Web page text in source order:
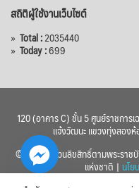
สถิติผู้ใช้งานเว็บไซต์
» Total :2035440
» Today :699
120 (อาคาร C) ชั้น 5 ศูนย์ราชการ
แจ้งวัฒนะ แขวงทุ่งสอง
© 2560 สงวนลิขสิทธิ์ตามพระราช
แห่งชาติ | นโ